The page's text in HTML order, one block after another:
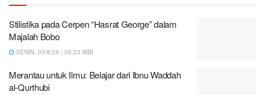
Stilistika pada Cerpen “Hasrat George” dalam
Majalah Bobo
SENIN, 03/8/26 | 05:23 WIB
Merantau untuk Ilmu: Belajar dari Ibnu Waddah
al-Qurthubi